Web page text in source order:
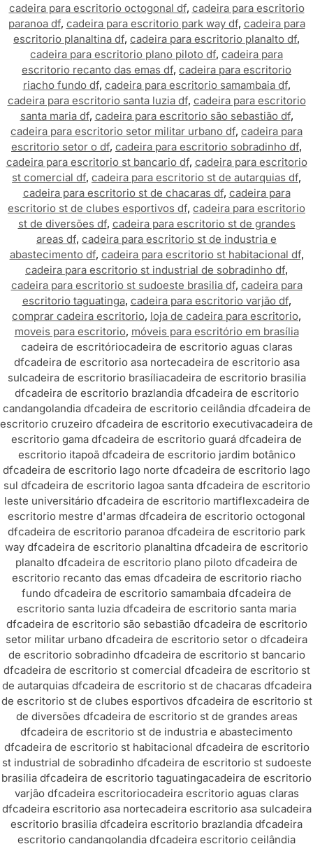
cadeira para escritorio octogonal df, cadeira para escritorio
paranoa df, cadeira para escritorio park way df, cadeira para
escritorio planaltina df, cadeira para escritorio planalto df,
cadeira para escritorio plano piloto df, cadeira para
escritorio recanto das emas df, cadeira para escritorio
riacho fundo df, cadeira para escritorio samambaia df,
cadeira para escritorio santa luzia df, cadeira para escritorio
santa maria df, cadeira para escritorio são sebastião df,
cadeira para escritorio setor militar urbano df, cadeira para
escritorio setor o df, cadeira para escritorio sobradinho df,
cadeira para escritorio st bancario df, cadeira para escritorio
st comercial df, cadeira para escritorio st de autarquias df,
cadeira para escritorio st de chacaras df, cadeira para
escritorio st de clubes esportivos df, cadeira para escritorio
st de diversões df, cadeira para escritorio st de grandes
areas df, cadeira para escritorio st de industria e
abastecimento df, cadeira para escritorio st habitacional df,
cadeira para escritorio st industrial de sobradinho df,
cadeira para escritorio st sudoeste brasilia df, cadeira para
escritorio taguatinga, cadeira para escritorio varjão df,
comprar cadeira escritorio, loja de cadeira para escritorio,
moveis para escritorio, móveis para escritório em brasília
cadeira de escritóriocadeira de escritorio aguas claras
dfcadeira de escritorio asa nortecadeira de escritorio asa
sulcadeira de escritorio brasíliacadeira de escritorio brasilia
dfcadeira de escritorio brazlandia dfcadeira de escritorio
candangolandia dfcadeira de escritorio ceilândia dfcadeira de
escritorio cruzeiro dfcadeira de escritorio executivacadeira de
escritorio gama dfcadeira de escritorio guará dfcadeira de
escritorio itapoã dfcadeira de escritorio jardim botânico
dfcadeira de escritorio lago norte dfcadeira de escritorio lago
sul dfcadeira de escritorio lagoa santa dfcadeira de escritorio
leste universitário dfcadeira de escritorio martiflexcadeira de
escritorio mestre d'armas dfcadeira de escritorio octogonal
dfcadeira de escritorio paranoa dfcadeira de escritorio park
way dfcadeira de escritorio planaltina dfcadeira de escritorio
planalto dfcadeira de escritorio plano piloto dfcadeira de
escritorio recanto das emas dfcadeira de escritorio riacho
fundo dfcadeira de escritorio samambaia dfcadeira de
escritorio santa luzia dfcadeira de escritorio santa maria
dfcadeira de escritorio são sebastião dfcadeira de escritorio
setor militar urbano dfcadeira de escritorio setor o dfcadeira
de escritorio sobradinho dfcadeira de escritorio st bancario
dfcadeira de escritorio st comercial dfcadeira de escritorio st
de autarquias dfcadeira de escritorio st de chacaras dfcadeira
de escritorio st de clubes esportivos dfcadeira de escritorio st
de diversões dfcadeira de escritorio st de grandes areas
dfcadeira de escritorio st de industria e abastecimento
dfcadeira de escritorio st habitacional dfcadeira de escritorio
st industrial de sobradinho dfcadeira de escritorio st sudoeste
brasilia dfcadeira de escritorio taguatingacadeira de escritorio
varjão dfcadeira escritoriocadeira escritorio aguas claras
dfcadeira escritorio asa nortecadeira escritorio asa sulcadeira
escritorio brasilia dfcadeira escritorio brazlandia dfcadeira
escritorio candangolandia dfcadeira escritorio ceilândia